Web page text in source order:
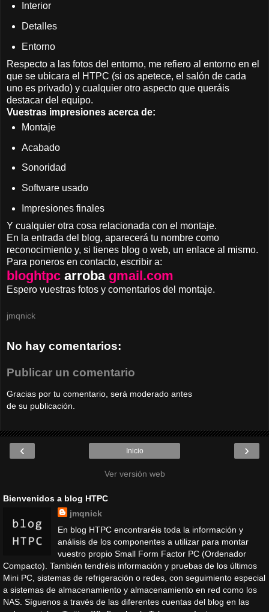
Interior
Detalles
Entorno
Respecto a las fotos del entorno, me refiero al entorno en el
que se ubicara el HTPC (si os apetece, el salón de cada
uno es privado) y cualquier otro aspecto que queráis
destacar del equipo.
Vuestras impresiones acerca de:
Montaje
Acabado
Sonoridad
Software usado
Impresiones finales
Y cualquier otra cosa relacionada con el montaje.
En la entrada del blog, aparecerá tu nombre como
reconocimiento y, si tienes blog o web, un enlace al mismo.
Para poneros en contacto, escribir a:
bloghtpc arroba gmail.com
Espero vuestras fotos y comentarios del montaje.
jmqnick
No hay comentarios:
Publicar un comentario
Gracias por tu comentario, será moderado antes
de su publicación.
‹ ›
Inicio
Ver versión web
Bienvenidos a blog HTPC
jmqnick
En blog HTPC encontraréis toda la información y
análisis de los componentes a utilizar para montar
vuestro propio Small Form Factor PC (Ordenador
Compacto). También tendréis información y pruebas de los últimos
Mini PC, sistemas de refrigeración o redes, con seguimiento especial
a sistemas de almacenamiento y almacenamiento en red como los
NAS. Síguenos a través de las diferentes cuentas del blog en las